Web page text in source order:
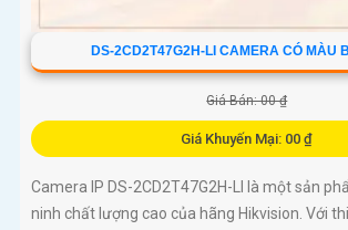
DS-2CD2T47G2H-LI CAMERA CÓ MÀU
Giá Bán: 00 ₫
Giá Khuyến Mại: 00 ₫
Camera IP DS-2CD2T47G2H-LI là một sản
ninh chất lượng cao của hãng Hikvision. Với